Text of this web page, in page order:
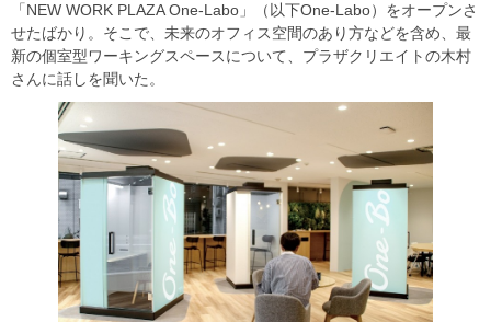
「NEW WORK PLAZA One-Labo」（以下One-Labo）をオープンさ
せたばかり。そこで、未来のオフィス空間のあり方などを含め、最
新の個室型ワーキングスペースについて、プラザクリエイトの木村
さんに話しを聞いた。